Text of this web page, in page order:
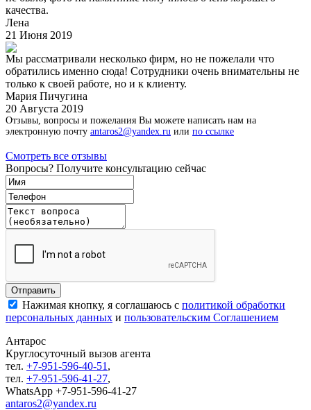
качества.
Лена
21 Июня 2019
Мы рассматривали несколько фирм, но не пожелали что
обратились именно сюда! Сотрудники очень внимательны не
только к своей работе, но и к клиенту.
Мария Пичугина
20 Августа 2019
Отзывы, вопросы и пожелания Вы можете написать нам на
электронную почту antaros2@yandex.ru или по ссылке
Смотреть все отзывы
Вопросы? Получите консультацию сейчас
Нажимая кнопку, я соглашаюсь с политикой обработки
персональных данных и пользовательским Соглашением
Антарос
Круглосуточный вызов агента
тел. +7-951-596-40-51 ,
тел. +7-951-596-41-27,
WhatsApp +7-951-596-41-27
antaros2@yandex.ru